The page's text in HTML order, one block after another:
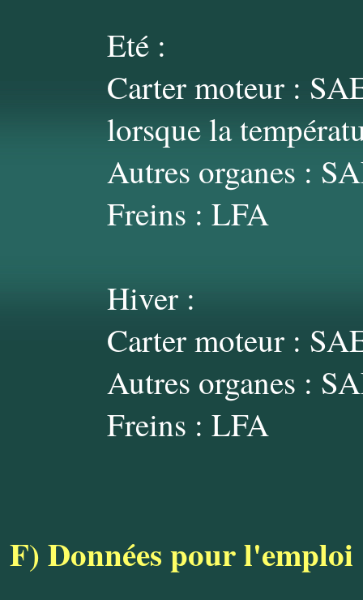
Eté :
Carter moteur :
lorsque la
Autres organes :
Freins : LFA
Hiver :
Carter moteur :
Autres organes :
Freins : LFA
F)Données pour l'emploi